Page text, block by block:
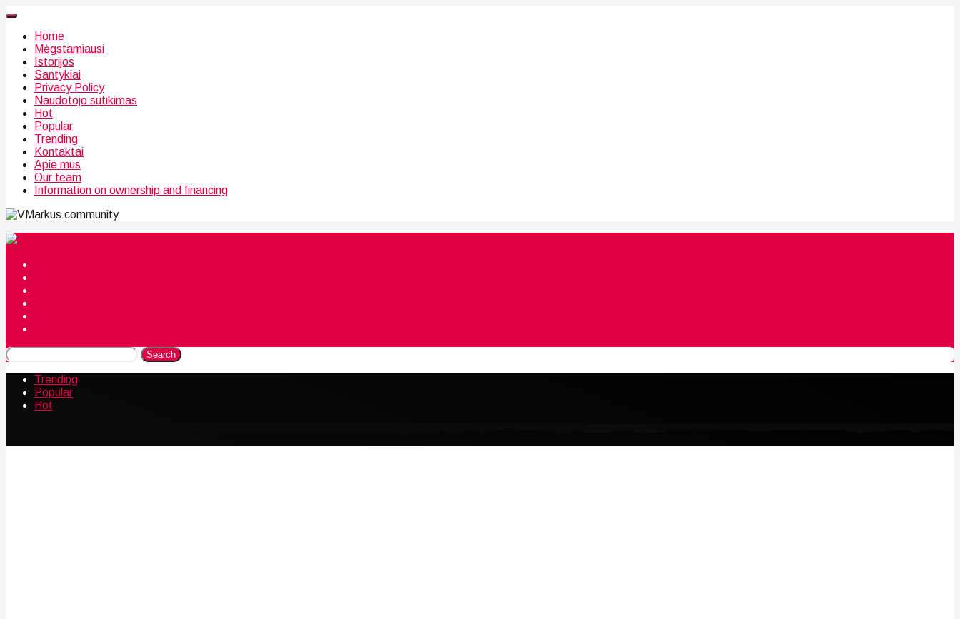
Home
Mėgstamiausi
Istorijos
Santykiai
Privacy Policy
Naudotojo sutikimas
Hot
Popular
Trending
Kontaktai
Apie mus
Our team
Information on ownership and financing
community
Search
Trending
Popular
Hot